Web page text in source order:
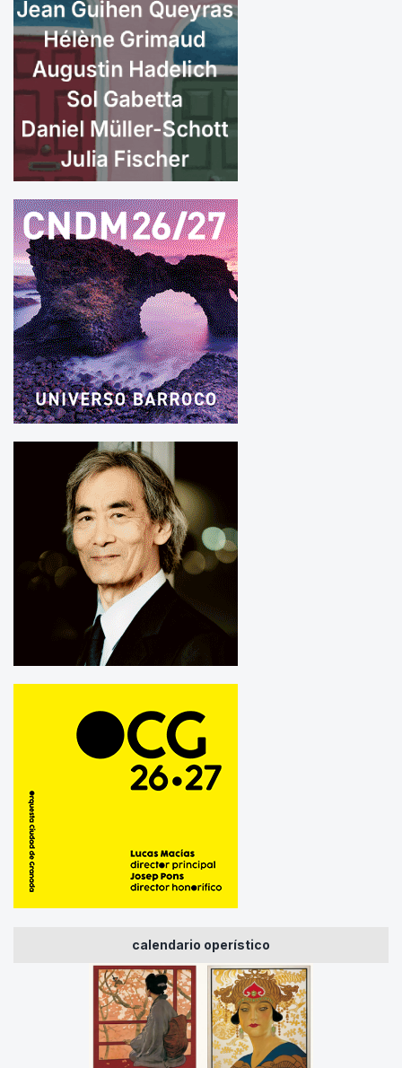
calendario operístico